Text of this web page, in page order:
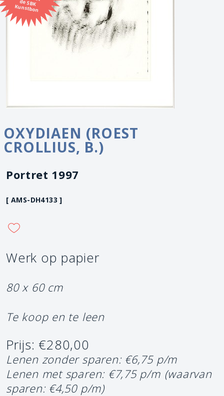
Kunstbon
OXYDIAEN (ROEST
CROLLIUS, B.)
Portret 1997
[ AMS-DH4133 ]
Werk op papier
80 x 60 cm
Te koop en te leen
Prijs: €280,00
Lenen zonder sparen: €6,75 p/m
Lenen met sparen: €7,75 p/m (waarvan
sparen: €4,50 p/m)